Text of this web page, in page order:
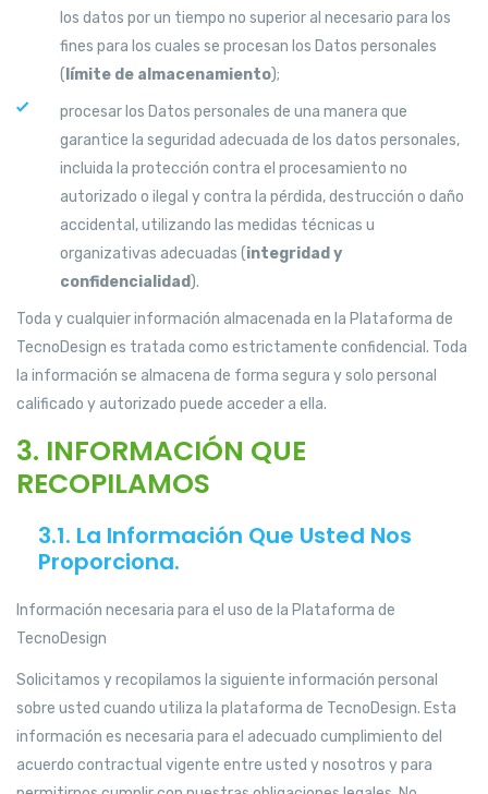
los datos por un tiempo no superior al necesario para los
fines para los cuales se procesan los Datos personales
( límite de almacenamiento);
procesar los Datos personales de una manera que
garantice la seguridad adecuada de los datos personales,
incluida la protección contra el procesamiento no
autorizado o ilegal y contra la pérdida, destrucción o daño
accidental, utilizando las medidas técnicas u
organizativas adecuadas (integridad y
confidencialidad ).
Toda y cualquier información almacenada en la Plataforma de
TecnoDesign es tratada como estrictamente confidencial. Toda
la información se almacena de forma segura y solo personal
calificado y autorizado puede acceder a ella.
3. INFORMACIÓN QUE
RECOPILAMOS
3.1. La Información Que Usted Nos
Proporciona.
Información necesaria para el uso de la Plataforma de
TecnoDesign
Solicitamos y recopilamos la siguiente información personal
sobre usted cuando utiliza la plataforma de TecnoDesign. Esta
información es necesaria para el adecuado cumplimiento del
acuerdo contractual vigente entre usted y nosotros y para